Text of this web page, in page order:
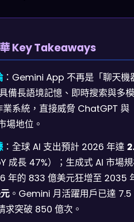
Key Takeaways
：Gemini App 不再是「聊天機
備長語境記憶、即時搜索與多
業系統，直接威脅 ChatGPT 與
場地位。
：全球 AI 支出預計 2026 年達
成長 47%）；生成式 AI 市場
年的 833 億美元狂增至 2035
。Gemini 月活躍用戶已達 7.5
求突破 850 億次。